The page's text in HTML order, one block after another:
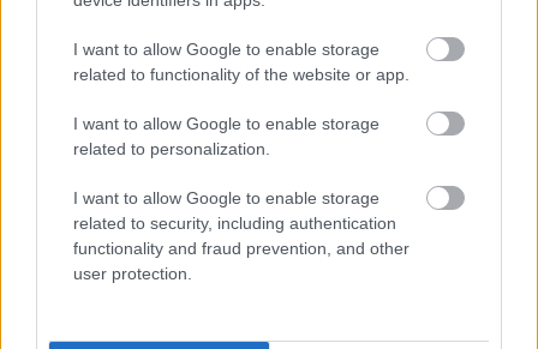
I want to allow Google to enable storage
related to functionality of the website or app.
I want to allow Google to enable storage
related to personalization.
I want to allow Google to enable storage
related to security, including authentication
functionality and fraud prevention, and other
user protection.
gyümölcsös fehérborok hazája, de a nagytestű, szép
savú rajnai rizling és chardonnay mellett izgalmas
termőterületeken. Igazi zamat- és illatbombák ezek,
a könnyedebb reduktív borok mellett kóstolhatunk
szép hordós érlelésű fehérbort, sőt a már kísérleti
stádiumon átlendült vörösek is megérnek egy misét.
Ami itt egyértelműen nagy érték, az a szép
savtartalom, ez az ami a gerincét adja a
savtartalom jó évjáratban és gondos művelés mellett